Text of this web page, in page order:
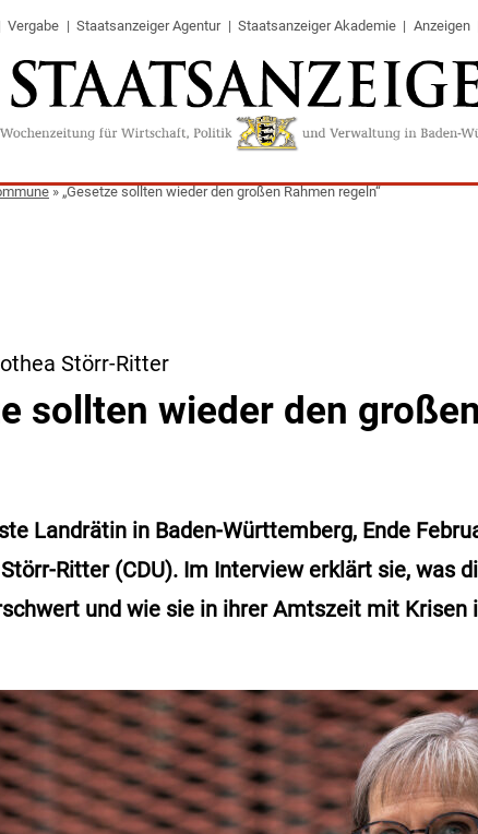
Vergabe Staatsanzeiger Agentur Staatsanzeiger Akademie Anzeigen
»„Gesetze sollten wieder den großen Rahmen regeln“
Störr-Ritter
sollten wieder den
Landrätin in Baden-Württemberg, Ende
Ritter (CDU). Im Interview erklärt sie, was
und wie sie in ihrer Amtszeit mit Krisen